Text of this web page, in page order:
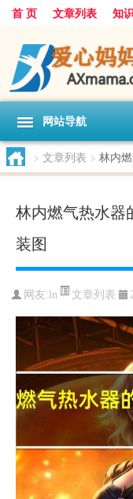
首 页 文章列表 知
网站导航
> 文章列表 > 林内
林内燃气热水器
装图
网友: ln 文章列表